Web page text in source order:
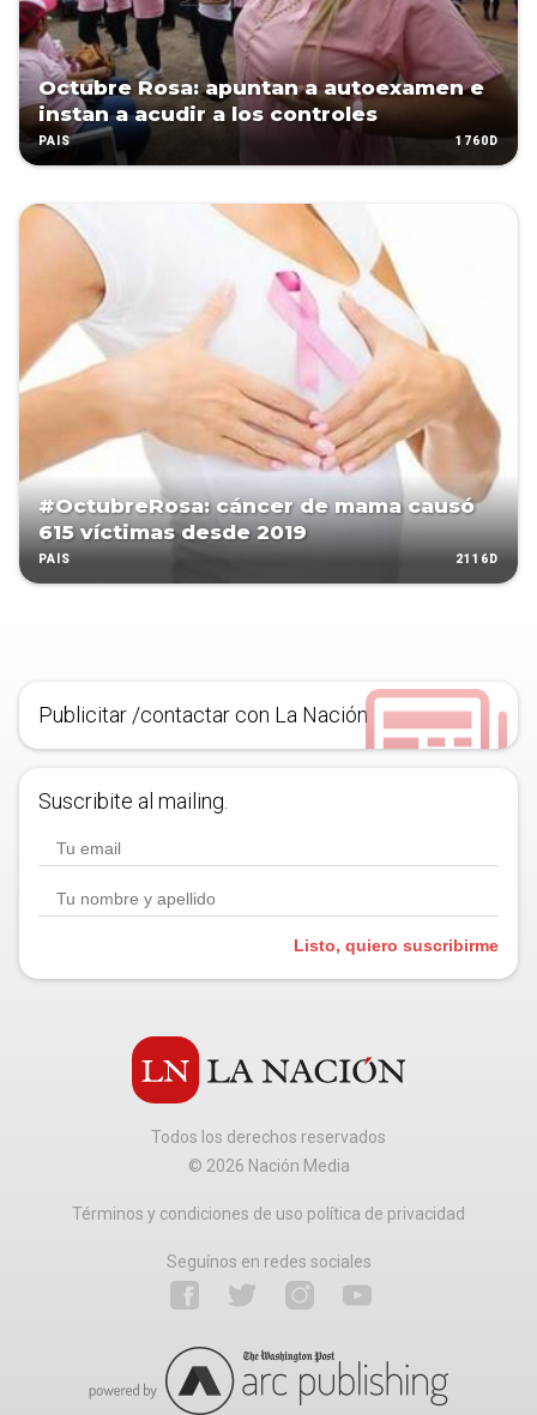
Octubre Rosa: apuntan a autoexamen e
instan a acudir a los controles
PAÍS 1760D
#OctubreRosa: cáncer de mama causó
615 víctimas desde 2019
PAÍS 2116D
Publicitar /contactar con La Nación
Suscribite al mailing.
Listo, quiero suscribirme
Todos los derechos reservados
© 2026 Nación Media
Términos y condiciones de uso política de privacidad
Seguínos en redes sociales